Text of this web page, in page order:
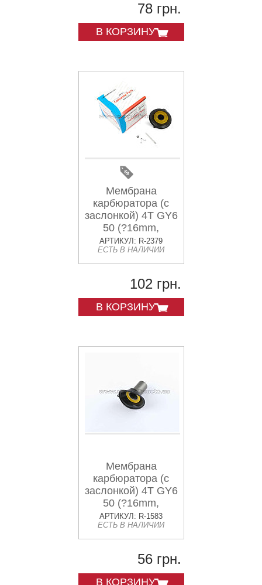
78 грн.
В КОРЗИНУ
Мембрана
карбюратора (с
заслонкой) 4T GY6
50 (?16mm,
основная с
выемкой) CK
АРТИКУЛ: R-2379
ЕСТЬ В НАЛИЧИИ
102 грн.
В КОРЗИНУ
Мембрана
карбюратора (с
заслонкой) 4T GY6
50 (?16mm,
основная с
выемкой)
KOMATCU
АРТИКУЛ: R-1583
ЕСТЬ В НАЛИЧИИ
56 грн.
В КОРЗИНУ